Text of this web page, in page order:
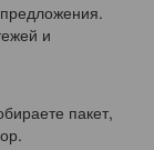
и
пакет,